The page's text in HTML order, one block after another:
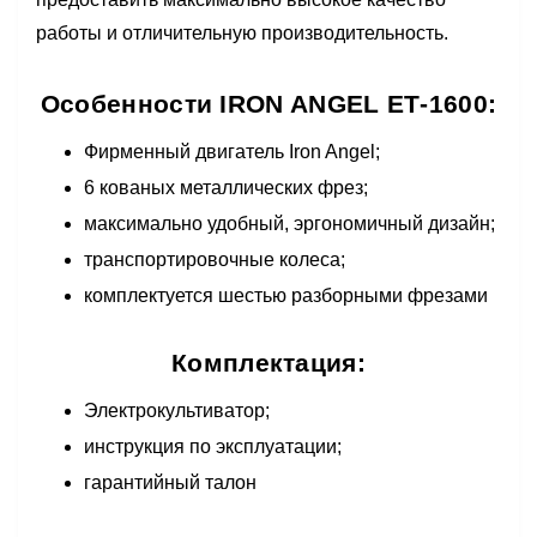
работы и отличительную производительность.
Особенности IRON ANGEL ЕТ-1600:
Фирменный двигатель Iron Angel;
6 кованых металлических фрез;
максимально удобный, эргономичный дизайн;
транспортировочные колеса;
комплектуется шестью разборными фрезами
Комплектация:
Электрокультиватор;
инструкция по эксплуатации;
гарантийный талон